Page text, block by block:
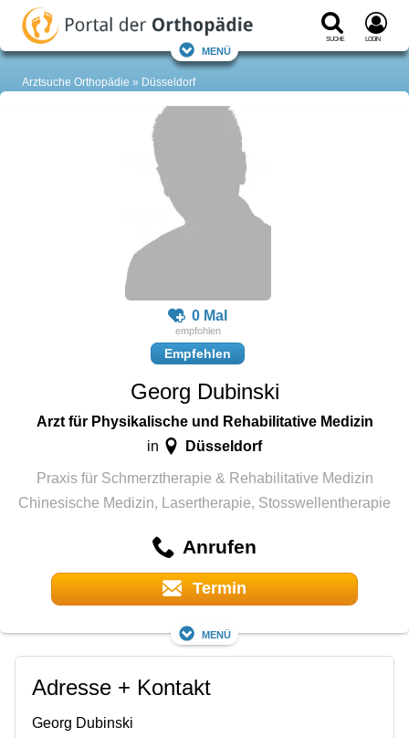
Suche Login
Menü
Arztsuche Orthopädie Düsseldorf
0 Mal
Empfehlen
Georg Dubinski
Arzt für Physikalische und Rehabilitative Medizin
in Düsseldorf
Praxis für Schmerztherapie & Rehabilitative Medizin
Chinesische Medizin, Lasertherapie, Stosswellentherapie
Anrufen
Termin
Menü
Adresse + Kontakt
Georg Dubinski